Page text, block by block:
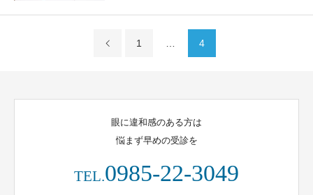
1 4
眼に違和感のある方は
悩まず早めの受診を
TEL.0985-22-3049